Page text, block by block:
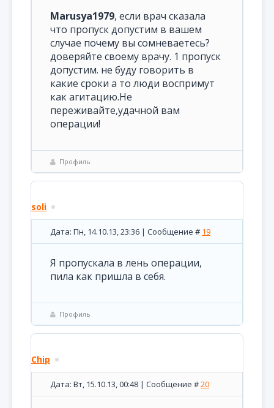
Marusya1979, если врач сказала
что пропуск допустим в вашем
случае почему вы сомневаетесь?
доверяйте своему врачу. 1 пропуск
допустим. не буду говорить в
какие сроки а то люди воспримут
как агитацию.Не
переживайте,удачной вам
операции!
Профиль
soli
Дата: Пн, 14.10.13, 23:36 | Сообщение # 19
Я пропускала в лень операции,
пила как пришла в себя.
Профиль
Chip
Дата: Вт, 15.10.13, 00:48 | Сообщение #20